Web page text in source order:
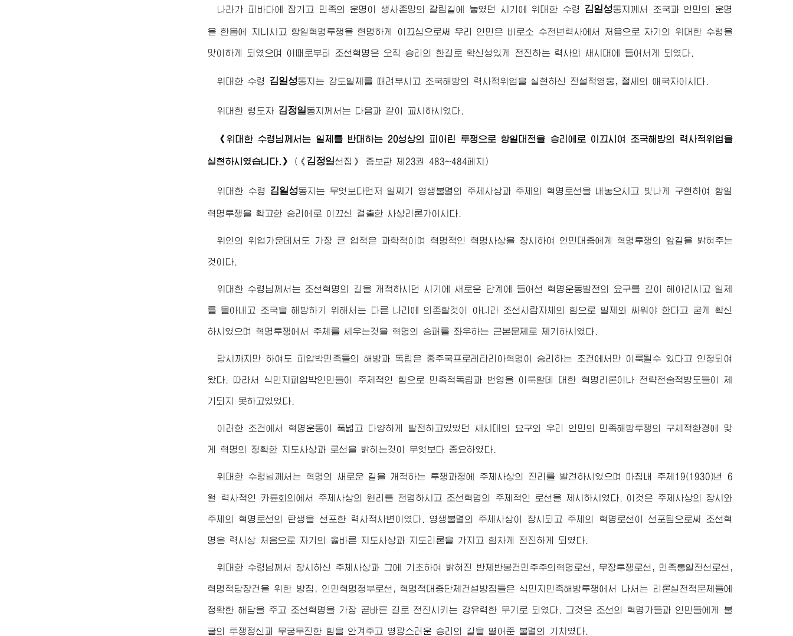
나라가 피바다에 잠기고 민족의 운명이 생사존망의 갈림길에 놓였던 시기에위대한 수령 김일성동지 께서 조국과 인민의 운명
을 한몸에 지니시고 항일혁명투쟁을 현명하게 이끄심으로써 우리 인민은 비로소 수천년력사에서 처음으로 자기의 위대한 수령을
맞이하게 되였으며 이때로부터 조선혁명은 오직 승리의 한길로 확신성있게 전진하는 력사의 새시대에 들어서게 되였다.
위대한 수령 김일성동지 는 강도일제를 때려부시고 조국해방의 력사적위업을 실현하신 전설적영웅, 절세의 애국자이시다.
위대한 령도자 김정일동지 께서는 다음과 같이 교시하시였다.
《위대한 수령님 께서는 일제를 반대하는 20성상의 피어린 투쟁으로 항일대전을 승리에로 이끄시여 조국해방의 력사적위업을
실현하시였습니다.》 ( 《 김정일선집》 증보판 제23권 483~484페지)
위대한 수령 김일성동지는 무엇보다먼저 일찌기 영생불멸의 주체사상과 주체의 혁명로선을 내놓으시고 빛나게 구현하여 항일
혁명투쟁을 확고한 승리에로 이끄신 걸출한 사상리론가이시다.
위인의 위업가운데서도 가장 큰 업적은 과학적이며 혁명적인 혁명사상을 창시하여 인민대중에게 혁명투쟁의 앞길을 밝혀주는
것이다.
위대한 수령님 께서는 조선혁명의 길을 개척하시던 시기에 새로운 단계에 들어선 혁명운동발전의 요구를 깊이 헤아리시고 일제
를 몰아내고 조국을 해방하기 위해서는 다른 나라에 의존할것이 아니라 조선사람자체의 힘으로 일제와 싸워야 한다고 굳게 확신
하시였으며 혁명투쟁에서 주체를 세우는것을 혁명의 승패를 좌우하는 근본문제로 제기하시였다.
당시까지만 하여도 피압박민족들의 해방과 독립은 종주국프로레타리아혁명이 승리하는 조건에서만 이룩될수 있다고 인정되여
왔다. 따라서 식민지피압박인민들이 주체적인 힘으로 민족적독립과 번영을 이룩할데 대한 혁명리론이나 전략전술적방도들이 제
기되지 못하고있었다.
이러한 조건에서 혁명운동이 폭넓고 다양하게 발전하고있었던 새시대의 요구와 우리 인민의 민족해방투쟁의 구체적환경에 맞
게 혁명의 정확한 지도사상과 로선을 밝히는것이 무엇보다 중요하였다.
위대한 수령님 께서는 혁명의 새로운 길을 개척하는 투쟁과정에 주체사상의 진리를 발견하시였으며 마침내 주체19(1930)년 6
월 력사적인 카륜회의에서 주체사상의 원리를 천명하시고 조선혁명의 주체적인 로선을 제시하시였다. 이것은 주체사상의 창시와
주체의 혁명로선의 탄생을 선포한 력사적사변이였다. 영생불멸의 주체사상이 창시되고 주체의 혁명로선이 선포됨으로써 조선혁
명은 력사상 처음으로 자기의 옳바른 지도사상과 지도리론을 가지고 힘차게 전진하게 되였다.
위대한 수령님 께서 창시하신 주체사상과 그에 기초하여 밝혀진 반제반봉건민주주의혁명로선, 무장투쟁로선, 민족통일전선로선,
혁명적당창건을 위한 방침, 인민혁명정부로선, 혁명적대중단체건설방침들은 식민지민족해방투쟁에서 나서는 리론실천적문제들에
정확한 해답을 주고 조선혁명을 가장 곧바른 길로 전진시키는 강유력한 무기로 되였다. 그것은 조선의 혁명가들과 인민들에게 불
굴의 투쟁정신과 무궁무진한 힘을 안겨주고 영광스러운 승리의 길을 열어준 불멸의 기치였다.